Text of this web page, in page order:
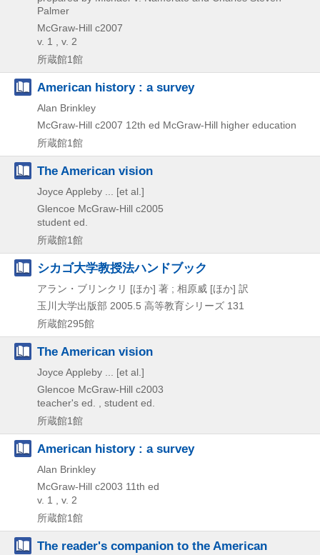
Palmer
McGraw-Hill c2007
v. 1 , v. 2
所蔵館1館
American history : a survey
Alan Brinkley
McGraw-Hill c2007 12th ed McGraw-Hill higher education
所蔵館1館
The American vision
Joyce Appleby ... [et al.]
Glencoe McGraw-Hill c2005
student ed.
所蔵館1館
シカゴ大学教授法ハンドブック
アラン・ブリンクリ [ほか] 著 ; 相原威 [ほか] 訳
玉川大学出版部 2005.5 高等教育シリーズ 131
所蔵館295館
The American vision
Joyce Appleby ... [et al.]
Glencoe McGraw-Hill c2003
teacher's ed. , student ed.
所蔵館1館
American history : a survey
Alan Brinkley
McGraw-Hill c2003 11th ed
v. 1 , v. 2
所蔵館1館
The reader's companion to the American